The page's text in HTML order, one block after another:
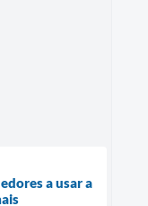
a usar a